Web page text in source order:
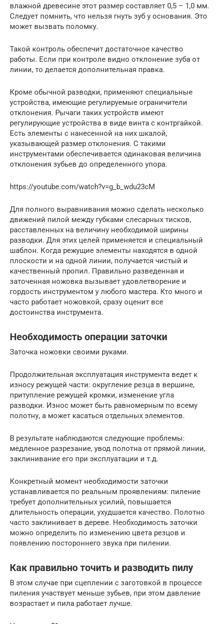
влажной древесине этот размер составляет 0,5 – 1,0 мм.
Следует помнить, что нельзя гнуть зуб у основания. Это
может вызвать поломку.
Такой контроль обеспечит достаточное качество
работы. Если при контроле видно отклонение зуба от
линии, то делается дополнительная правка.
Кроме обычной разводки, применяют специальные
устройства, имеющие регулируемые ограничители
отклонения. Рычаги таких устройств имеют
регулирующие устройства в виде винта с контргайкой.
Есть элементы с нанесенной на них шкалой,
указывающей размер отклонения. С такими
инструментами обеспечивается одинаковая величина
отклонения зубьев до определенного упора.
https://youtube.com/watch?v=g_b_wdu23cM
Для полного выравнивания можно сделать несколько
движений пилой между губками слесарных тисков,
расставленных на величину необходимой ширины
разводки. Для этих целей применяется и специальный
шаблон. Когда режущие элементы находятся в одной
плоскости и на одной линии, получается чистый и
качественный пропил. Правильно разведенная и
заточенная ножовка вызывает удовлетворение и
гордость инструментом у любого мастера. Кто много и
часто работает ножовкой, сразу оценит все
достоинства инструмента.
Необходимость операции заточки
Заточка ножовки своими руками.
Продолжительная эксплуатация инструмента ведет к
износу режущей части: округление резца в вершине,
притупление режущей кромки, изменение угла
разводки. Износ может быть равномерным по всему
полотну, а может касаться отдельных элементов.
В результате наблюдаются следующие проблемы:
медленное разрезание, увод полотна от прямой линии,
заклинивание его при эксплуатации и т.д.
Конкретный момент необходимости заточки
устанавливается по реальным проявлениям: пиление
требует дополнительных усилий, повышается
длительность операции, ухудшается качество. Полотно
часто заклинивает в дереве. Необходимость заточки
можно определить по изменению цвета резцов и
появлению постороннего звука при пилении.
Как правильно точить и разводить пилу
В этом случае при сцеплении с заготовкой в процессе
пиления участвует меньше зубьев, при этом давление
возрастает и пила работает лучше.